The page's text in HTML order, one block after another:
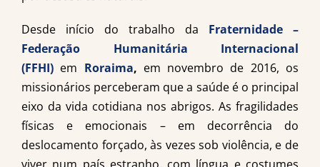
Desde início do trabalho da Fraternidade –
Federação Humanitária Internacional
(FFHI) em Roraima, em novembro de 2016, os
missionários perceberam que a saúde é o principal
eixo da vida cotidiana nos abrigos. As fragilidades
físicas e emocionais – em decorrência do
deslocamento forçado, às vezes sob violência, e de